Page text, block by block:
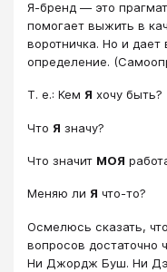
Я-бренд — это
помогает выжить в
воротничка. Но и
определение.
Т. е.: Кем Я хочу быть?
Что Я значу?
Что значит МОЯ
Меняю ли Я что-то?
Осмелюсь сказать,
вопросов достаточно
Ни Джордж Буш. Ни